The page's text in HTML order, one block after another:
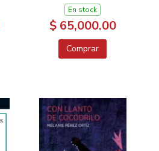
En stock
$ 65,000.00
Comprar